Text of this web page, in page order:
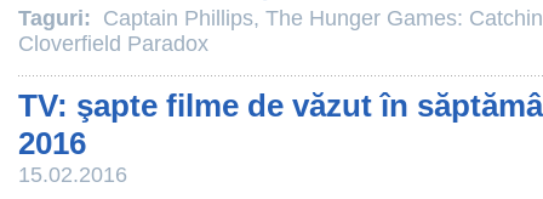
Taguri: Captain Phillips, The Hunger Games:
Cloverfield Paradox
TV: şapte filme de văzut în
2016
15.02.2016